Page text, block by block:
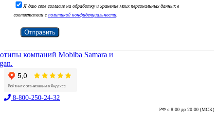
Я даю свое согласие на обработку и хранение моих персональных данных в
соответствии сполитикой конфиденциальности
8-800-250-24-32
РФ с 8:00 до 20:00 (МСК)